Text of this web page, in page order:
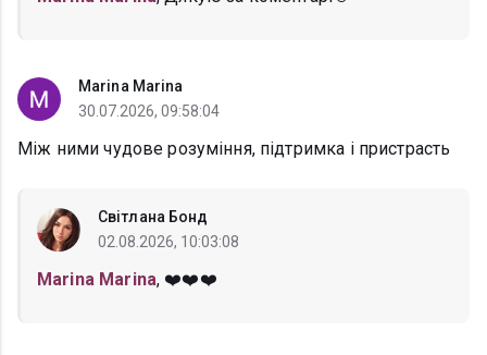
Marina Marina
30.07.2026, 09:58:04
Між ними чудове розуміння, підтримка і пристрасть
Світлана Бонд
02.08.2026, 10:03:08
Marina Marina, ❤️❤️❤️